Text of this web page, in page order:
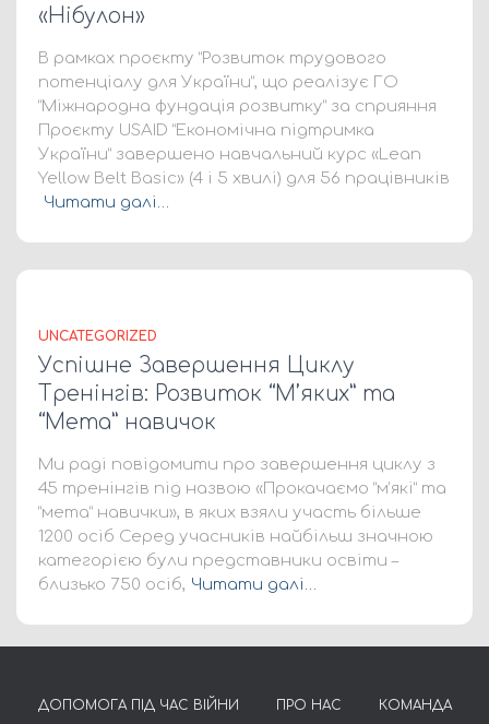
«Нібулон»
В рамках проєкту “Розвиток трудового
потенціалу для України”, що реалізує ГО
“Міжнародна фундація розвитку” за сприяння
Проєкту USAID “Економічна підтримка
України” завершено навчальний курс «Lean
Yellow Belt Basic» (4 і 5 хвилі) для 56 працівників
Читати далі…
UNCATEGORIZED
Успішне Завершення Циклу
Тренінгів: Розвиток “М’яких” та
“Мета” навичок
Ми раді повідомити про завершення циклу з
45 тренінгів під назвою «Прокачаємо “м’які” та
“мета” навички», в яких взяли участь більше
1200 осіб Серед учасників найбільш значною
категорією були представники освіти –
близько 750 осіб, Читати далі…
ДОПОМОГА ПІД ЧАС ВІЙНИ ПРО НАС КОМАНДА